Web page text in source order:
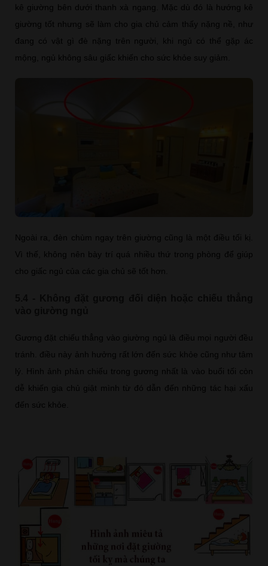
kê giường bên dưới thanh xà ngang. Mặc dù đó là hướng kê
giường tốt nhưng sẽ làm cho gia chủ cảm thấy nặng nề, như
đang có vật gì đè nặng trên người, khi ngủ có thể gặp ác
mộng, ngủ không sâu giấc khiến cho sức khỏe suy giảm.
Ngoài ra, đèn chùm ngay trên giường cũng là một điều tối kị.
Vì thế, không nên bày trí quá nhiều thứ trong phòng để giúp
cho giấc ngủ của các gia chủ sẽ tốt hơn.
Gương đặt chiếu thẳng vào giường ngủ là điều mọi người đều
tránh. điều này ảnh hưởng rất lớn đến sức khỏe cũng như tâm
lý. Hình ảnh phản chiếu trong gương nhất là vào buổi tối còn
dễ khiến gia chủ giật mình từ đó dẫn đến những tác hại xấu
đến sức khỏe.